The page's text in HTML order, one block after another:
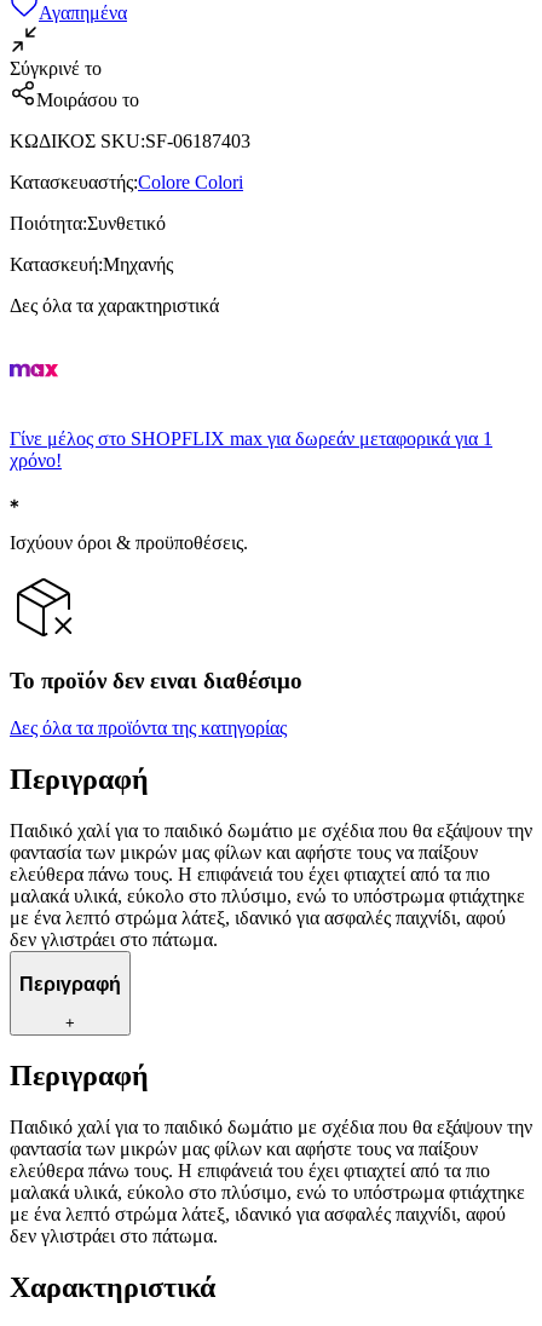
Αγαπημένα
Σύγκρινέ το
Μοιράσου το
ΚΩΔΙΚΟΣ SKU:SF-06187403
Κατασκευαστής:Colore Colori
Ποιότητα:Συνθετικό
Κατασκευή:Μηχανής
Δες όλα τα χαρακτηριστικά
Γίνε μέλος στο SHOPFLIX max για δωρεάν μεταφορικά για 1
χρόνο!
Ισχύουν όροι & προϋποθέσεις.
Το προϊόν δεν ειναι διαθέσιμο
Δες όλα τα προϊόντα της κατηγορίας
Περιγραφή
Παιδικό χαλί για το παιδικό δωμάτιο με σχέδια που θα εξάψουν την
φαντασία των μικρών μας φίλων και αφήστε τους να παίξουν
ελεύθερα πάνω τους. Η επιφάνειά του έχει φτιαχτεί από τα πιο
μαλακά υλικά, εύκολο στο πλύσιμο, ενώ το υπόστρωμα φτιάχτηκε
με ένα λεπτό στρώμα λάτεξ, ιδανικό για ασφαλές παιχνίδι, αφού
δεν γλιστράει στο πάτωμα.
Περιγραφή
+
Περιγραφή
Παιδικό χαλί για το παιδικό δωμάτιο με σχέδια που θα εξάψουν την
φαντασία των μικρών μας φίλων και αφήστε τους να παίξουν
ελεύθερα πάνω τους. Η επιφάνειά του έχει φτιαχτεί από τα πιο
μαλακά υλικά, εύκολο στο πλύσιμο, ενώ το υπόστρωμα φτιάχτηκε
με ένα λεπτό στρώμα λάτεξ, ιδανικό για ασφαλές παιχνίδι, αφού
δεν γλιστράει στο πάτωμα.
Χαρακτηριστικά